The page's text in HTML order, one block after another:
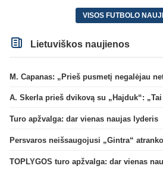
VISOS FUTBOLO
Lietuviškos naujienos
Turo apžvalga: dar vienas naujas lyderis
TOPLYGOS turo apžvalga: dar vienas